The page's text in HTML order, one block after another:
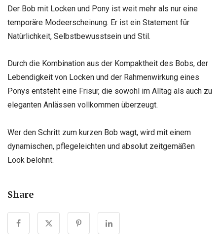
Der Bob mit Locken und Pony ist weit mehr als nur eine
temporäre Modeerscheinung. Er ist ein Statement für
Natürlichkeit, Selbstbewusstsein und Stil.
Durch die Kombination aus der Kompaktheit des Bobs, der
Lebendigkeit von Locken und der Rahmenwirkung eines
Ponys entsteht eine Frisur, die sowohl im Alltag als auch zu
eleganten Anlässen vollkommen überzeugt.
Wer den Schritt zum kurzen Bob wagt, wird mit einem
dynamischen, pflegeleichten und absolut zeitgemäßen
Look belohnt.
Share